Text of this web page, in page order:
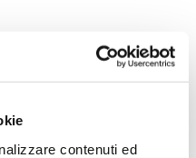
contenuti ed